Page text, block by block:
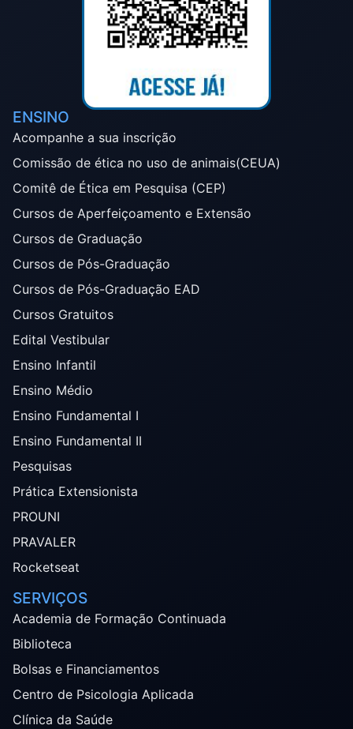
ENSINO
Acompanhe a sua inscrição
Comissão de ética no uso de animais(CEUA)
Comitê de Ética em Pesquisa (CEP)
Cursos de Aperfeiçoamento e Extensão
Cursos de Graduação
Cursos de Pós-Graduação
Cursos de Pós-Graduação EAD
Cursos Gratuitos
Edital Vestibular
Ensino Infantil
Ensino Médio
Ensino Fundamental I
Ensino Fundamental II
Pesquisas
Prática Extensionista
PROUNI
PRAVALER
Rocketseat
SERVIÇOS
Academia de Formação Continuada
Biblioteca
Bolsas e Financiamentos
Centro de Psicologia Aplicada
Clínica da Saúde